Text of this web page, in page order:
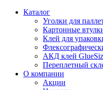
Каталог
Уголки для
Картонные
Клей для
АКД клей
Переплетный
О компании
Акции